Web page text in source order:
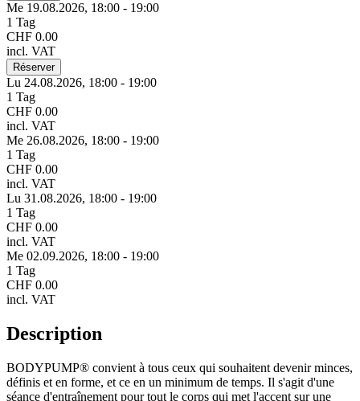
Me 19.08.2026, 18:00 - 19:00
1 Tag
CHF 0.00
incl. VAT
Réserver
Lu 24.08.2026, 18:00 - 19:00
1 Tag
CHF 0.00
incl. VAT
Me 26.08.2026, 18:00 - 19:00
1 Tag
CHF 0.00
incl. VAT
Lu 31.08.2026, 18:00 - 19:00
1 Tag
CHF 0.00
incl. VAT
Me 02.09.2026, 18:00 - 19:00
1 Tag
CHF 0.00
incl. VAT
Description
BODYPUMP® convient à tous ceux qui souhaitent devenir minces,
définis et en forme, et ce en un minimum de temps. Il s'agit d'une
séance d'entraînement pour tout le corps qui met l'accent sur une